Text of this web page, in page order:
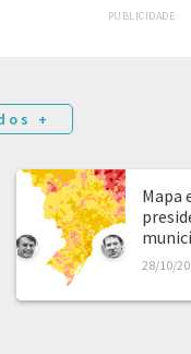
PUBLICIDADE
+
Mapa
28/10/